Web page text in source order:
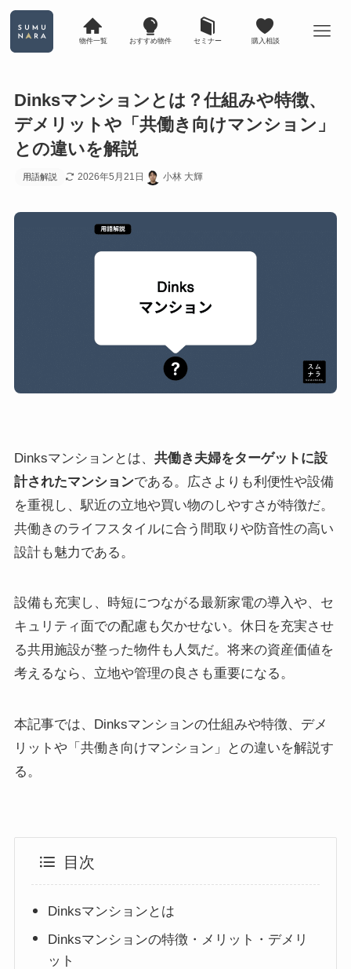
物件一覧 おすすめ物件 セミナー 購入相談
Dinksマンションとは？仕組みや特徴、
デメリットや「共働き向けマンション」
との違いを解説
用語解説 2026年5月21日 小林 大輝
Dinksマンションとは、 共働き夫婦をターゲットに設
計されたマンションである。広さよりも利便性や設備
を重視し、駅近の立地や買い物のしやすさが特徴だ。
共働きのライフスタイルに合う間取りや防音性の高い
設計も魅力である。
設備も充実し、時短につながる最新家電の導入や、セ
キュリティ面での配慮も欠かせない。休日を充実させ
る共用施設が整った物件も人気だ。将来の資産価値を
考えるなら、立地や管理の良さも重要になる。
本記事では、Dinksマンションの仕組みや特徴、デメ
リットや「共働き向けマンション」との違いを解説す
る。
目次
Dinksマンションとは
Dinksマンションの特徴・メリット・デメリ
ット